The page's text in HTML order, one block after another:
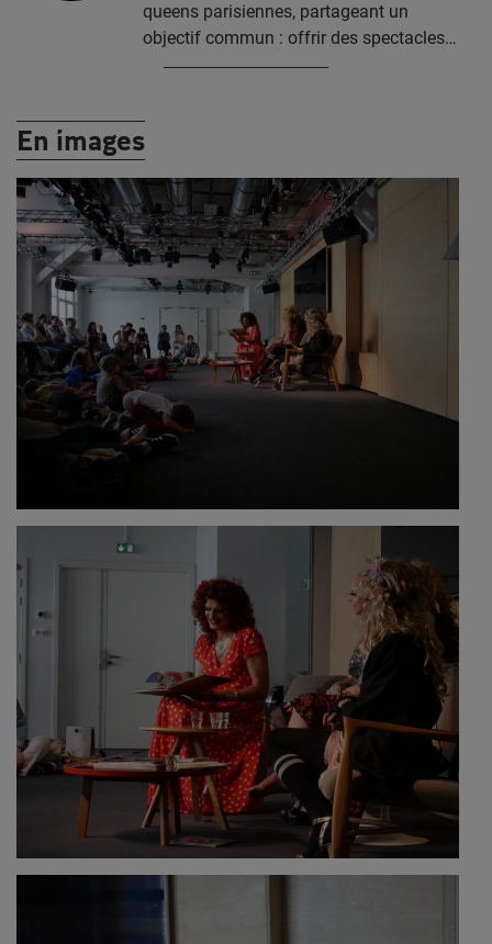
queens parisiennes, partageant un
objectif commun : offrir des spectacles…
En images